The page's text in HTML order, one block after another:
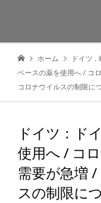
ホーム ドイツ
ベースの薬を使用へ / コ
コロナウイルスの制限に
ドイツ：ド
使用へ / コ
需要が急増
スの制限に